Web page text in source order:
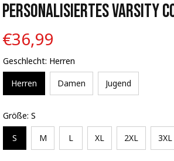
Personalisiertes Varsity
€36,99
Geschlecht: Herren
Herren Damen Jugend
Größe: S
S M L XL 2XL 3XL